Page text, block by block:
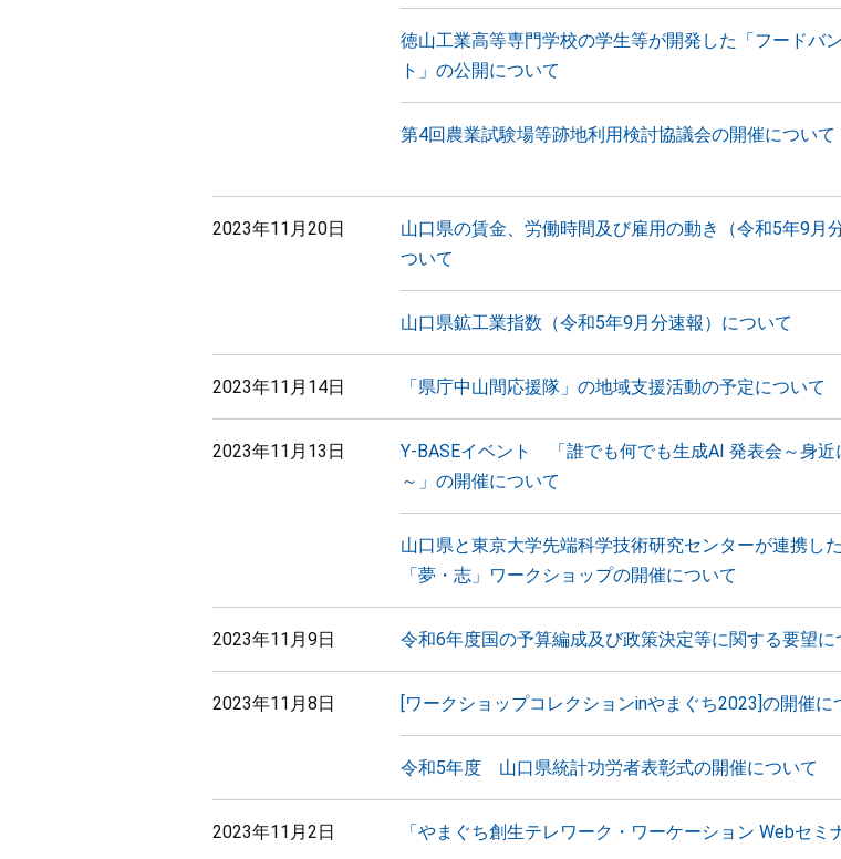
徳山工業高等専門学校の学生等が開発した「フードバ
ト」の公開について
第4回農業試験場等跡地利用検討協議会の開催について
2023年11月20日
山口県の賃金、労働時間及び雇用の動き（令和5年9月
ついて
山口県鉱工業指数（令和5年9月分速報）について
2023年11月14日 「県庁中山間応援隊」の地域支援活動の予定について
2023年11月13日
Y-BASEイベント 「誰でも何でも生成AI 発表会～身近
～」の開催について
山口県と東京大学先端科学技術研究センターが連携し
「夢・志」ワークショップの開催について
2023年11月9日 令和6年度国の予算編成及び政策決定等に関する要望に
2023年11月8日 [ワークショップコレクションinやまぐち2023]の開催に
令和5年度 山口県統計功労者表彰式の開催について
2023年11月2日 「やまぐち創生テレワーク・ワーケーション Webセミ